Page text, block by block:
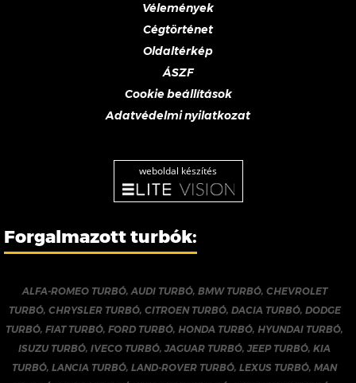
Vélemények
Cégtörténet
Oldaltérkép
ÁSZF
Cookie beállítások
Adatvédelmi nyilatkozat
weboldal készítés
Forgalmazott turbók:
ALFA-ROMEO TURBÓ,AUDI TURBÓ, BMW TURBÓ, CHEVROLET
TURBÓ, CHRYSLER TURBÓ, CITROEN TURBÓ, DACIA TURBÓ, DODGE
TURBÓ,FIAT TURBÓ,FORD TURBÓ, HONDA TURBÓ, HYUNDAI TURBÓ,
ISUZU TURBÓ,IVECO TURBÓ,JAGUAR TURBÓ,JEEP TURBÓ,KIA
TURBÓ,LANCIA TURBÓ,LAND-ROVER TURBÓ,LEXUS TURBÓ,MAN